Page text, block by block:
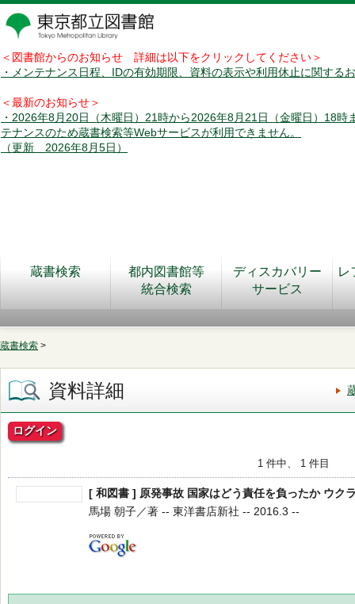
＜図書館からのお知らせ 詳細は以下をクリックしてください＞
・メンテナンス日程、IDの有効期限、資料の表示や利用休止に関する
＜最新のお知らせ＞
・2026年8月20日（木曜日）21時から2026年8月21日（金曜日）18時
テナンスのため蔵書検索等Webサービスが利用できません。
（更新 2026年8月5日）
蔵書検索
都内図書館等
統合検索
ディスカバリー
サービス
レ
蔵書検索 >
資料詳細
ログイン
1 件中、 1 件目
[ 和図書 ] 原発事故 国家はどう責任を負ったか ウク
馬場 朝子／著 -- 東洋書店新社 -- 2016.3 --